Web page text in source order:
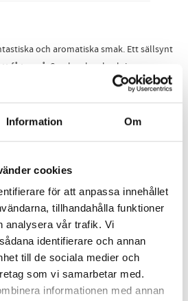
Information Om
cookies
för att anpassa innehållet
tillhandahålla funktioner
analysera vår trafik. Vi
identifierare och annan
till de sociala medier och
som vi samarbetar med.
informationen med annan
och aromatiska smak. Ett sällsynt
tag på. Smaken kan beskrivas som en
eller andra desserter.
(pektin), citronsyra,